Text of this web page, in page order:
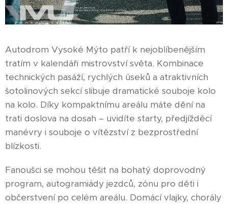
Autodrom Vysoké Mýto patří k nejoblíbenějším
tratím v kalendáři mistrovství světa. Kombinace
technických pasáží, rychlých úseků a atraktivních
šotolinových sekcí slibuje dramatické souboje kolo
na kolo. Díky kompaktnímu areálu máte dění na
trati doslova na dosah – uvidíte starty, předjížděcí
manévry i souboje o vítězství z bezprostřední
blízkosti.
Fanoušci se mohou těšit na bohatý doprovodný
program, autogramiády jezdců, zónu pro děti i
občerstvení po celém areálu. Domácí vlajky, chorály